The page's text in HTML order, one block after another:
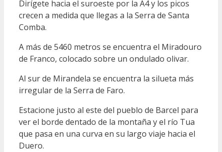
Dirígete hacia el suroeste por la A4 y los picos
crecen a medida que llegas a la Serra de Santa
Comba.
A más de 5460 metros se encuentra el Miradouro
de Franco, colocado sobre un ondulado olivar.
Al sur de Mirandela se encuentra la silueta más
irregular de la Serra de Faro.
Estacione justo al este del pueblo de Barcel para
ver el borde dentado de la montaña y el río Tua
que pasa en una curva en su largo viaje hacia el
Duero.